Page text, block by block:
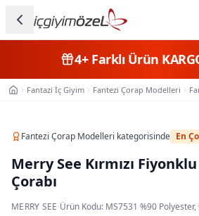
Kategorileri
Erkek
Çocuk
4+Farklı Ürün
Ana SayfaFantazi İç Giyim Fantezi Çorap Modelleri
Fantezi Çorap Modelleri kategorisinde En
Merry See Kırmızı
Çorabı
MERRY SEE·Ürün Kodu: MS7531·%90